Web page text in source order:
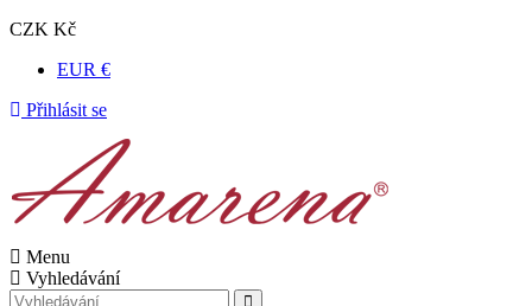
CZK Kč
EUR €
Přihlásit se
Menu
Vyhledávání